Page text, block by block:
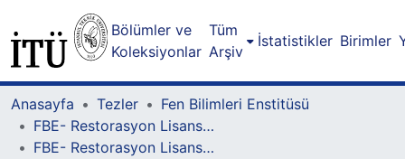
Bölümler ve
Koleksiyonlar
Tüm
Arşiv
İstatistikler Birimler
Anasayfa Tezler
Fen Bilimleri Enstitüsü
FBE- Restorasyon Lisansüstü Programı
FBE- Restorasyon Lisansüstü Programı - Yüksek Lisans